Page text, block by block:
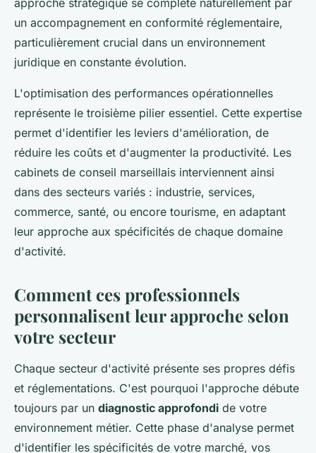
approche stratégique se complète naturellement par
un accompagnement en conformité réglementaire,
particulièrement crucial dans un environnement
juridique en constante évolution.
L'optimisation des performances opérationnelles
représente le troisième pilier essentiel. Cette expertise
permet d'identifier les leviers d'amélioration, de
réduire les coûts et d'augmenter la productivité. Les
cabinets de conseil marseillais interviennent ainsi
dans des secteurs variés : industrie, services,
commerce, santé, ou encore tourisme, en adaptant
leur approche aux spécificités de chaque domaine
d'activité.
Comment ces professionnels
personnalisent leur approche selon
votre secteur
Chaque secteur d'activité présente ses propres défis
et réglementations. C'est pourquoi l'approche débute
toujours par un diagnostic approfondi de votre
environnement métier. Cette phase d'analyse permet
d'identifier les spécificités de votre marché, vos